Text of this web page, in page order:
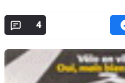
Electriques
Utilitaires
Flottes
4